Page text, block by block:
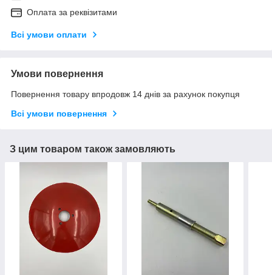
Оплата за реквізитами
Всі умови оплати
Умови повернення
Повернення товару впродовж 14 днів за рахунок покупця
Всі умови повернення
З цим товаром також замовляють